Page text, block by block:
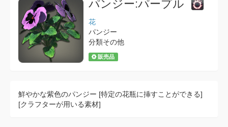
パンジー:パープル
花
パンジー
分類その他
販売品
鮮やかな紫色のパンジー [特定の花瓶に挿すことができる]
[クラフターが用いる素材]